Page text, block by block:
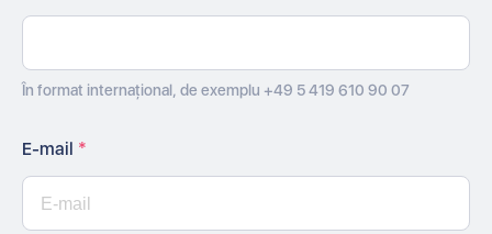
În format internațional, de exemplu +49 5 419 610 90 07
E-mail *